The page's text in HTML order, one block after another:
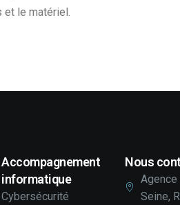
et le matériel.
Accompagnement
informatique
Cybersécurité
Nous
Agence
Seine,